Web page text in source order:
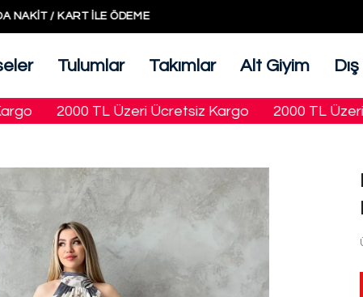
KAPIDA NAKIT / KART ILE ÖDEME
Tulumlar Takımlar Alt Giyim
2000 TL Üzeri Ücretsiz Kargo 2000 TL Üzeri